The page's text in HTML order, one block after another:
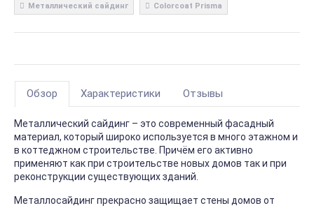
Металлический сайдинг Colorcoat Prisma
Обзор Характеристики Отзывы
Металлический сайдинг – это современный фасадный
материал, который широко используется в много этажном и
в коттеджном строительстве. Причём его активно
применяют как при строительстве новых домов так и при
реконструкции существующих зданий.
Металлосайдинг прекрасно защищает стены домов от